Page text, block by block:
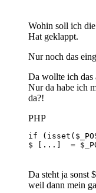
Wohin soll ich
Hat geklappt.
Nur noch das
Da wollte ich das
Nur da habe ich
da?!
PHP
$ [...]  =
Da steht ja sonst
weil dann mein